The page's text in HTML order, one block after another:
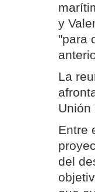
y
"para
La
Unión
Entre
del